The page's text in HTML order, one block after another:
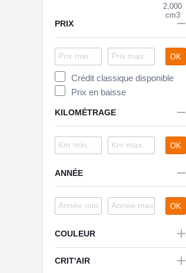
2,000
cm3
PRIX 
OK
Crédit classique disponible
Prix en baisse
KILOMÉTRAGE 
OK
ANNÉE 
OK
COULEUR 
CRIT'AIR 